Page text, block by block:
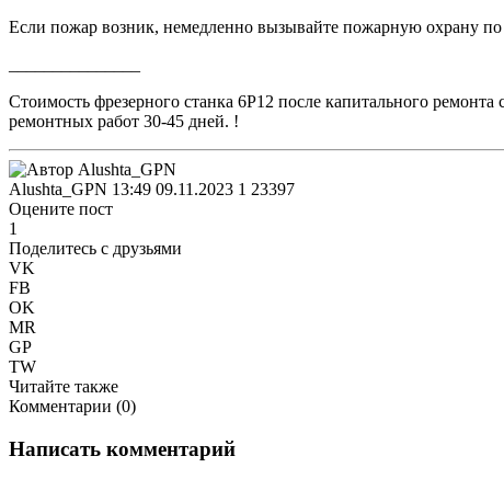
Если пожар возник, немедленно вызывайте пожарную охрану по
Стоимость фрезерного станка 6Р12 после капитального ремонта
ремонтных работ 30-45 дней. !
Alushta_GPN 13:49 09.11.2023 1 23397
Оцените пост
1
Поделитесь с друзьями
VK
FB
OK
MR
GP
TW
Читайте также
Комментарии (0)
Написать комментарий